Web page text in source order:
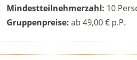
Mindestteilnehmerzahl: 10
Gruppenpreise:ab 49,00 € p.P.